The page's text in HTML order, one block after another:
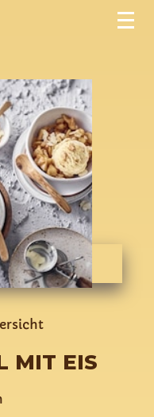
MIT EIS